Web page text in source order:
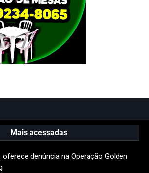
Mais acessadas
oferece denúncia na Operação Golden